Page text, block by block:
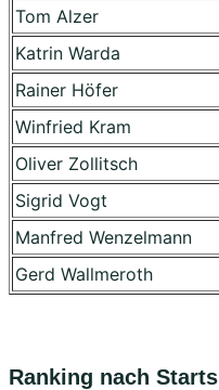
Tom Alzer
Katrin Warda
Rainer Höfer
Winfried Kram
Oliver Zollitsch
Sigrid Vogt
Manfred Wenzelmann
Gerd Wallmeroth
Ranking nach Starts